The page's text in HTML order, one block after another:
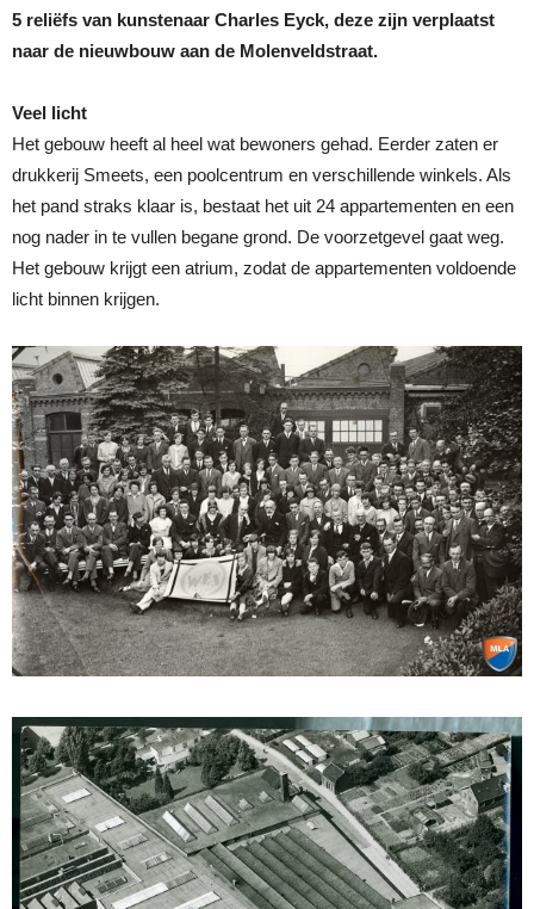
5 reliëfs van kunstenaar Charles Eyck, deze zijn verplaatst
naar de nieuwbouw aan de Molenveldstraat.
Veel licht
Het gebouw heeft al heel wat bewoners gehad. Eerder zaten er
drukkerij Smeets, een poolcentrum en verschillende winkels. Als
het pand straks klaar is, bestaat het uit 24 appartementen en een
nog nader in te vullen begane grond. De voorzetgevel gaat weg.
Het gebouw krijgt een atrium, zodat de appartementen voldoende
licht binnen krijgen.